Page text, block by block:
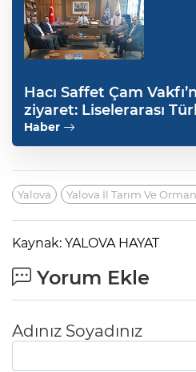
Hacı Saffet Çam
ziyaret: Liselerarası
Yarışması yapılacak
Haber
Yalova Yalova İl Tarım Ve
Kaynak: YALOVA HAYAT
Yorum Ekle
Adınız Soyadınız